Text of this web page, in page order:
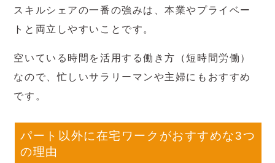
スキルシェアの一番の強みは、本業やプライベー
トと両立しやすいことです。
空いている時間を活用する働き方（短時間労働）
なので、忙しいサラリーマンや主婦にもおすすめ
です。
パート以外に在宅ワークがおすすめな3つ
の理由